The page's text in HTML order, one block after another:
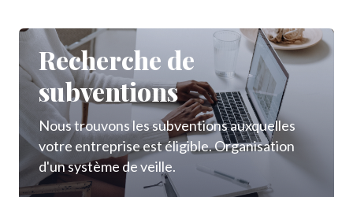
Recherche de
subventions
Nous trouvons les subventions auxquelles
votre entreprise est éligible. Organisation
d'un système de veille.